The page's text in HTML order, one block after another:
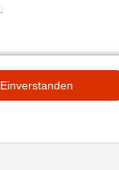
Einverstanden